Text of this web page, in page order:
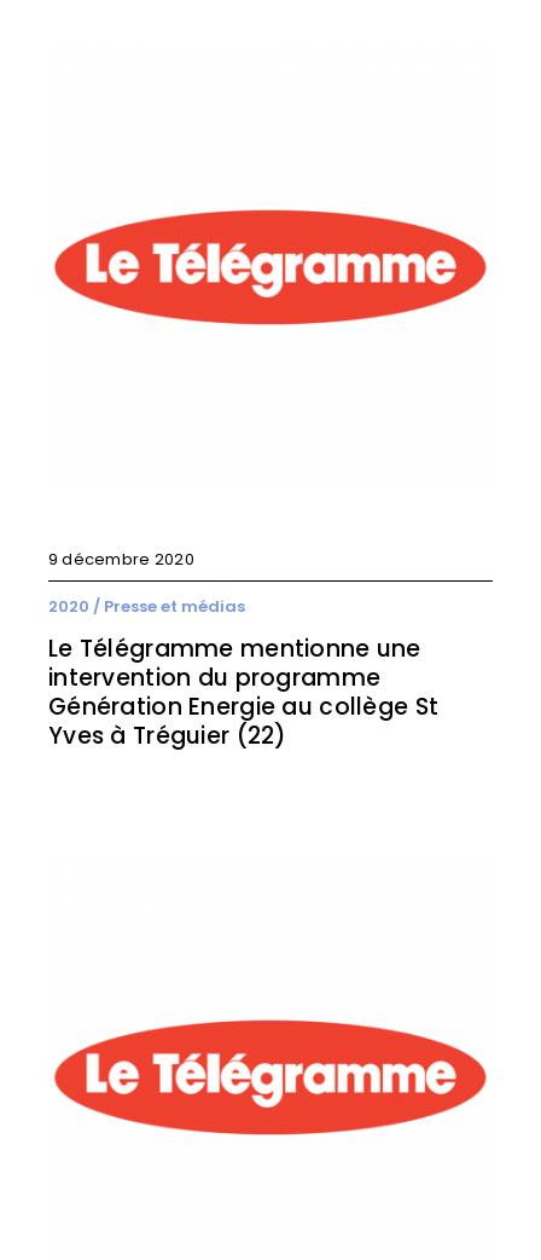
9 décembre 2020
2020 / Presse et médias
Le Télégramme mentionne une
intervention du programme
Génération Energie au collège St
Yves à Tréguier (22)